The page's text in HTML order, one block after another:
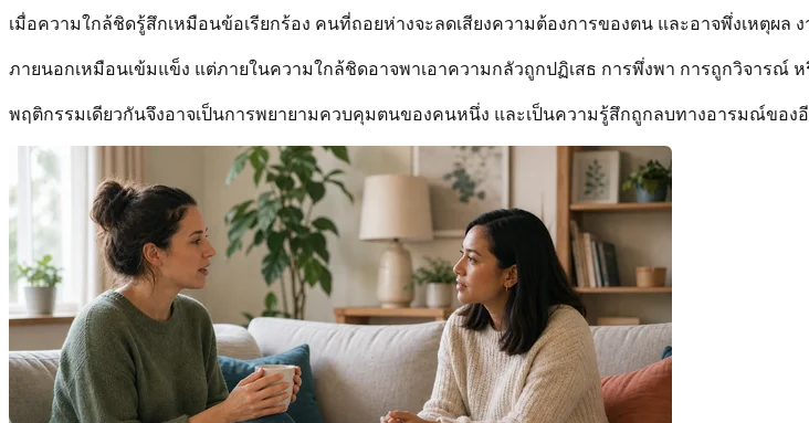
เมื่อความใกล้ชิดรู้สึกเหมือนข้อเรียกร้อง คนที่ถอยห่างจะลดเสียงความต้องการของตน และอาจพึ่งเหตุผ
ภายนอกเหมือนเข้มแข็ง แต่ภายในความใกล้ชิดอาจพาเอาความกลัวถูกปฏิเสธ การพึ่งพา การถูกวิจารณ์
พฤติกรรมเดียวกันจึงอาจเป็นการพยายามควบคุมตนของคนหนึ่ง และเป็นความรู้สึกถูกลบทางอารมณ์ของ